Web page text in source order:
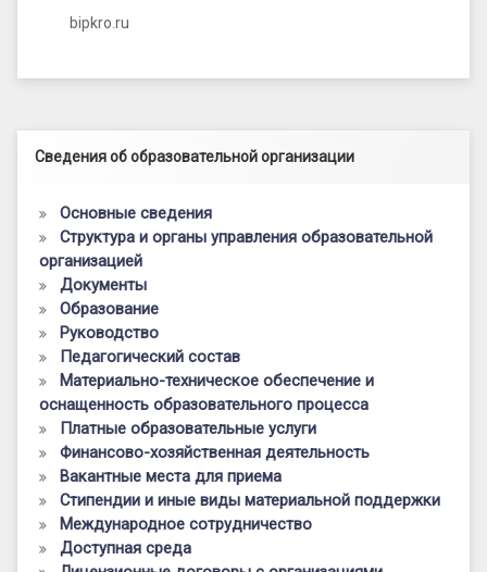
bipkro.ru
Левый сайдбар
Сведения об образовательной организации
Основные сведения
Структура и органы управления образовательной
организацией
Документы
Образование
Руководство
Педагогический состав
Материально-техническое обеспечение и
оснащенность образовательного процесса
Платные образовательные услуги
Финансово-хозяйственная деятельность
Вакантные места для приема
Стипендии и иные виды материальной поддержки
Международное сотрудничество
Доступная среда